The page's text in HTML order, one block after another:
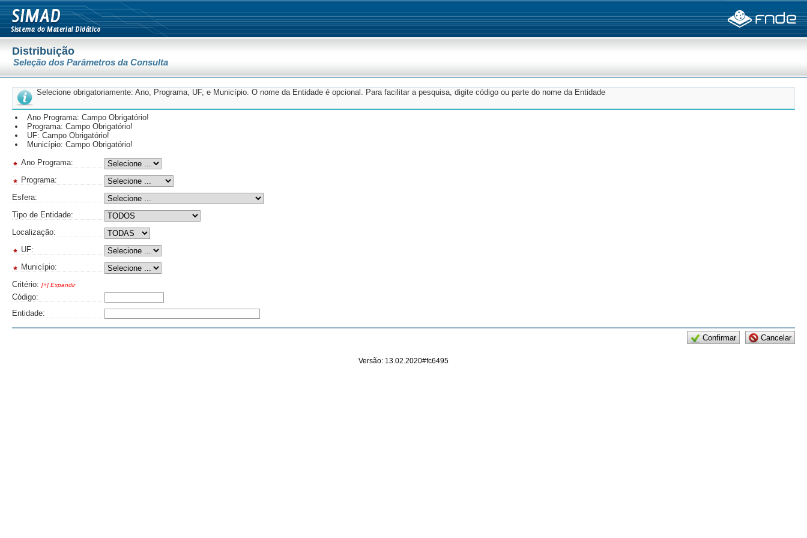
Distribuição
Seleção dos Parâmetros da Consulta
Selecione obrigatoriamente: Ano, Programa, UF, e Município. O nome da Entidade é opcional. Para facilitar a pesquisa, digite código ou parte do nome da Entidade
Ano Programa: Campo Obrigatório!
Programa: Campo Obrigatório!
UF: Campo Obrigatório!
Município: Campo Obrigatório!
Ano Programa:
Programa:
Esfera:
Tipo de Entidade:
Localização:
UF:
Município:
Critério: [+] Expandir
Código:
Entidade:
Versão: 13.02.2020#fc6495